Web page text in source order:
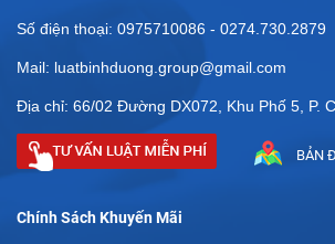
Số điện thoại: 0975710086 - 0274.730.2879
Mail: luatbinhduong.group@gmail.com
Địa chỉ: 66/02 Đường DX072, Khu Phố 5, P.
BẢN
Chính Sách Khuyến Mãi